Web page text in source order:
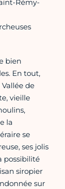
Rémy-
bien
En tout,
de
vieille
la
se
ses jolis
possibilité
siropier
sur